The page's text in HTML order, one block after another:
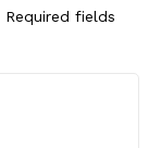
Required fields